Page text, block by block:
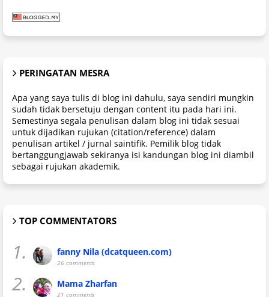
PERINGATAN MESRA
Apa yang saya tulis di blog ini dahulu, saya sendiri mungkin
sudah tidak bersetuju dengan content itu pada hari ini.
Semestinya segala penulisan dalam blog ini tidak sesuai
untuk dijadikan rujukan (citation/reference) dalam
penulisan artikel / jurnal saintifik. Pemilik blog tidak
bertanggungjawab sekiranya isi kandungan blog ini diambil
sebagai rujukan akademik.
TOP COMMENTATORS
1. fanny Nila (dcatqueen.com)
26 comments
2. Mama Zharfan
21 comments